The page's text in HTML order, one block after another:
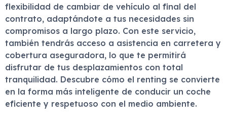
flexibilidad de cambiar de vehículo al final del
contrato, adaptándote a tus necesidades sin
compromisos a largo plazo. Con este servicio,
también tendrás acceso a asistencia en carretera y
cobertura aseguradora, lo que te permitirá
disfrutar de tus desplazamientos con total
tranquilidad. Descubre cómo el renting se convierte
en la forma más inteligente de conducir un coche
eficiente y respetuoso con el medio ambiente.